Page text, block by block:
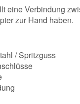
eine Verbindung
zur Hand haben.
/ Spritzguss